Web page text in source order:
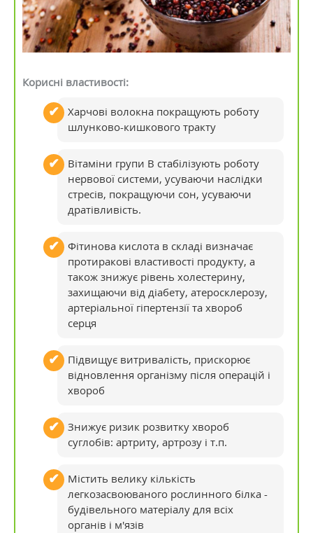
Корисні властивості:
Харчові волокна покращують роботу
шлунково-кишкового тракту
Вітаміни групи В стабілізують роботу
нервової системи, усуваючи наслідки
стресів, покращуючи сон, усуваючи
дратівливість.
Фітинова кислота в складі визначає
протиракові властивості продукту, а
також знижує рівень холестерину,
захищаючи від діабету, атеросклерозу,
артеріальної гіпертензії та хвороб
серця
Підвищує витривалість, прискорює
відновлення організму після операцій і
хвороб
Знижує ризик розвитку хвороб
суглобів: артриту, артрозу і т.п.
Містить велику кількість
легкозасвоюваного рослинного білка -
будівельного матеріалу для всіх
органів і м'язів